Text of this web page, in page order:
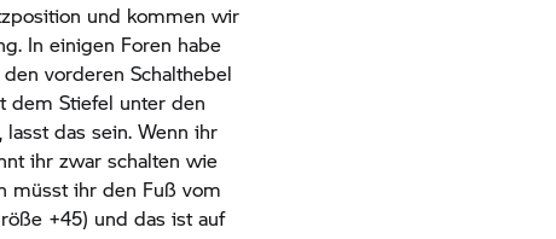
und kommen wir
In einigen Foren habe
vorderen Schalthebel
dem Stiefel unter den
das sein. Wenn ihr
ihr zwar schalten wie
müsst ihr den Fuß vom
+45) und das ist auf